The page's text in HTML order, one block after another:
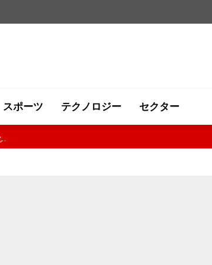
スポーツ テクノロジー セクター